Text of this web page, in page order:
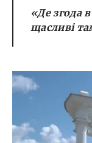
«Де згода
щасливі